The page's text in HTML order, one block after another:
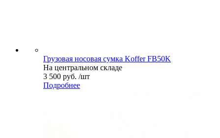
Грузовая носовая сумка Koffer FB50K
На центральном складе
3 500 руб. /шт
Подробнее